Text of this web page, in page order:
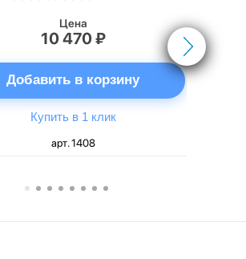
Цена
10 470 ₽
Добавить в корзину
Купить в 1 клик
арт. 1408